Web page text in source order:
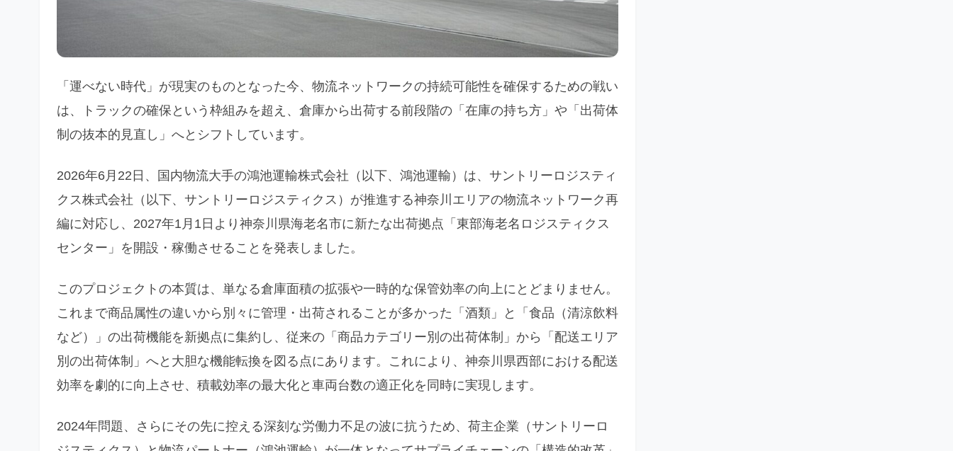
「運べない時代」が現実のものとなった今、物流ネットワークの持続可能性を確保するための戦い
は、トラックの確保という枠組みを超え、倉庫から出荷する前段階の「在庫の持ち方」や「出荷体
制の抜本的見直し」へとシフトしています。
2026年6月22日、国内物流大手の鴻池運輸株式会社（以下、鴻池運輸）は、サントリーロジスティ
クス株式会社（以下、サントリーロジスティクス）が推進する神奈川エリアの物流ネットワーク再
編に対応し、2027年1月1日より神奈川県海老名市に新たな出荷拠点「東部海老名ロジスティクス
センター」を開設・稼働させることを発表しました。
このプロジェクトの本質は、単なる倉庫面積の拡張や一時的な保管効率の向上にとどまりません。
これまで商品属性の違いから別々に管理・出荷されることが多かった「酒類」と「食品（清涼飲料
など）」の出荷機能を新拠点に集約し、従来の「商品カテゴリー別の出荷体制」から「配送エリア
別の出荷体制」へと大胆な機能転換を図る点にあります。これにより、神奈川県西部における配送
効率を劇的に向上させ、積載効率の最大化と車両台数の適正化を同時に実現します。
2024年問題、さらにその先に控える深刻な労働力不足の波に抗うため、荷主企業（サントリーロ